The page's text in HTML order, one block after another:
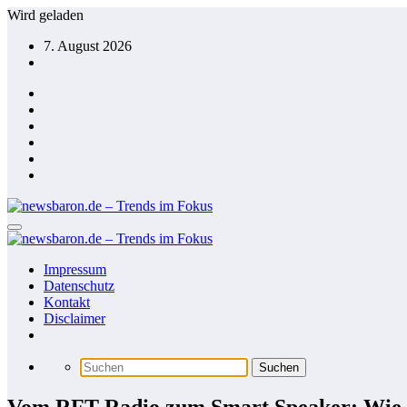
Zum
springen
Wird geladen
7. August 2026
Impressum
Datenschutz
Kontakt
Disclaimer